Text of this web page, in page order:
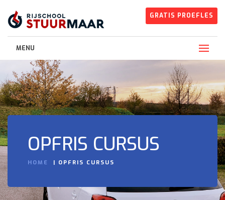
GRATIS PROEFLES
MENU
OPFRIS CURSUS
HOME OPFRIS CURSUS